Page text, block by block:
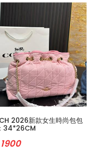
2026新款女生時尚包包
34*26CM
1900